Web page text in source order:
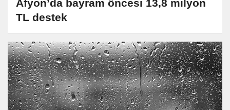
Afyon’da bayram öncesi 13,8 milyon
TL destek